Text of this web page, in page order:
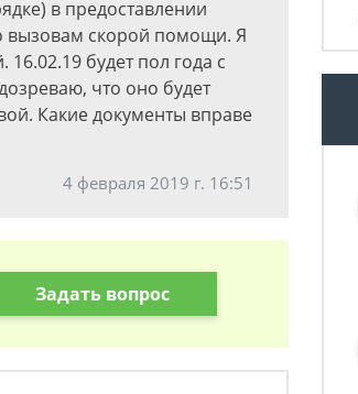
в предоставлении
вызовам скорой помощи. Я
будет пол года с
что оно будет
Какие документы вправе
4 февраля 2019 г. 16:51
Задать вопрос